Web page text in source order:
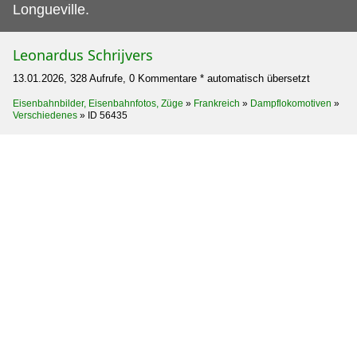
Longueville.
Leonardus Schrijvers
13.01.2026, 328 Aufrufe, 0 Kommentare * automatisch übersetzt
Eisenbahnbilder, Eisenbahnfotos, Züge » Frankreich » Dampflokomotiven »
Verschiedenes » ID 56435